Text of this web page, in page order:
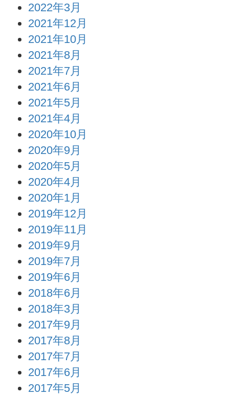
2022年3月
2021年12月
2021年10月
2021年8月
2021年7月
2021年6月
2021年5月
2021年4月
2020年10月
2020年9月
2020年5月
2020年4月
2020年1月
2019年12月
2019年11月
2019年9月
2019年7月
2019年6月
2018年6月
2018年3月
2017年9月
2017年8月
2017年7月
2017年6月
2017年5月